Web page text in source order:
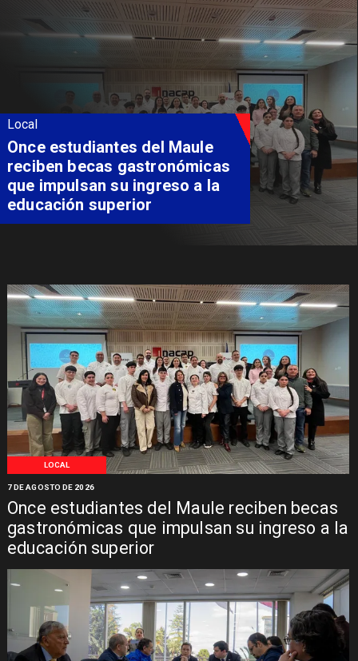
LOCAL
Once estudiantes del Maule reciben becas
gastronómicas que impulsan su ingreso a la
educación superior
7 DE AGOSTO DE 2026
Local
Álvarez-Salamanca lidera la
apuesta regional para
consolidar el Paso Pehuenche
como alternativa a Los
Libertadores